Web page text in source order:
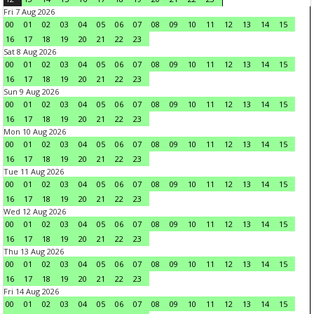
Fri 7 Aug 2026
00
01 02 03 04 05 06 07 08 09 10 11 12 13 14
15
16
17 18 19 20 21 22
23
Sat 8 Aug 2026
00
01 02 03 04 05 06 07 08 09 10 11 12 13 14
15
16
17 18 19 20 21 22
23
Sun 9 Aug 2026
00
01 02 03 04 05 06 07 08 09 10 11 12 13 14
15
16
17 18 19 20 21 22
23
Mon 10 Aug 2026
00
01 02 03 04 05 06 07 08 09 10 11 12 13 14
15
16
17 18 19 20 21 22
23
Tue 11 Aug 2026
00
01 02 03 04 05 06 07 08 09 10 11 12 13 14
15
16
17 18 19 20 21 22
23
Wed 12 Aug 2026
00
01 02 03 04 05 06 07 08 09 10 11 12 13 14
15
16
17 18 19 20 21 22
23
Thu 13 Aug 2026
00
01 02 03 04 05 06 07 08 09 10 11 12 13 14
15
16
17 18 19 20 21 22
23
Fri 14 Aug 2026
00
01 02 03 04 05 06 07 08 09 10 11 12 13 14
15